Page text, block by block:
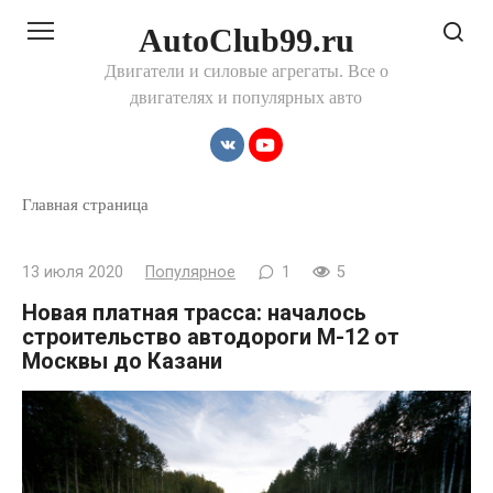
AutoClub99.ru
Двигатели и силовые агрегаты. Все о
двигателях и популярных авто
Главная страница
13 июля 2020 Популярное 1 5
Новая платная трасса: началось
строительство автодороги М-12 от
Москвы до Казани